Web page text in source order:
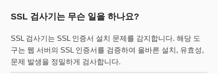
SSL 검사기는 무슨 일을 하나요?
SSL 검사기는 SSL 인증서 설치 문제를 감지합니다. 해당 도
구는 웹 서버의 SSL 인증서를 검증하여 올바른 설치, 유효성,
문제 발생을 정밀하게 검사합니다.